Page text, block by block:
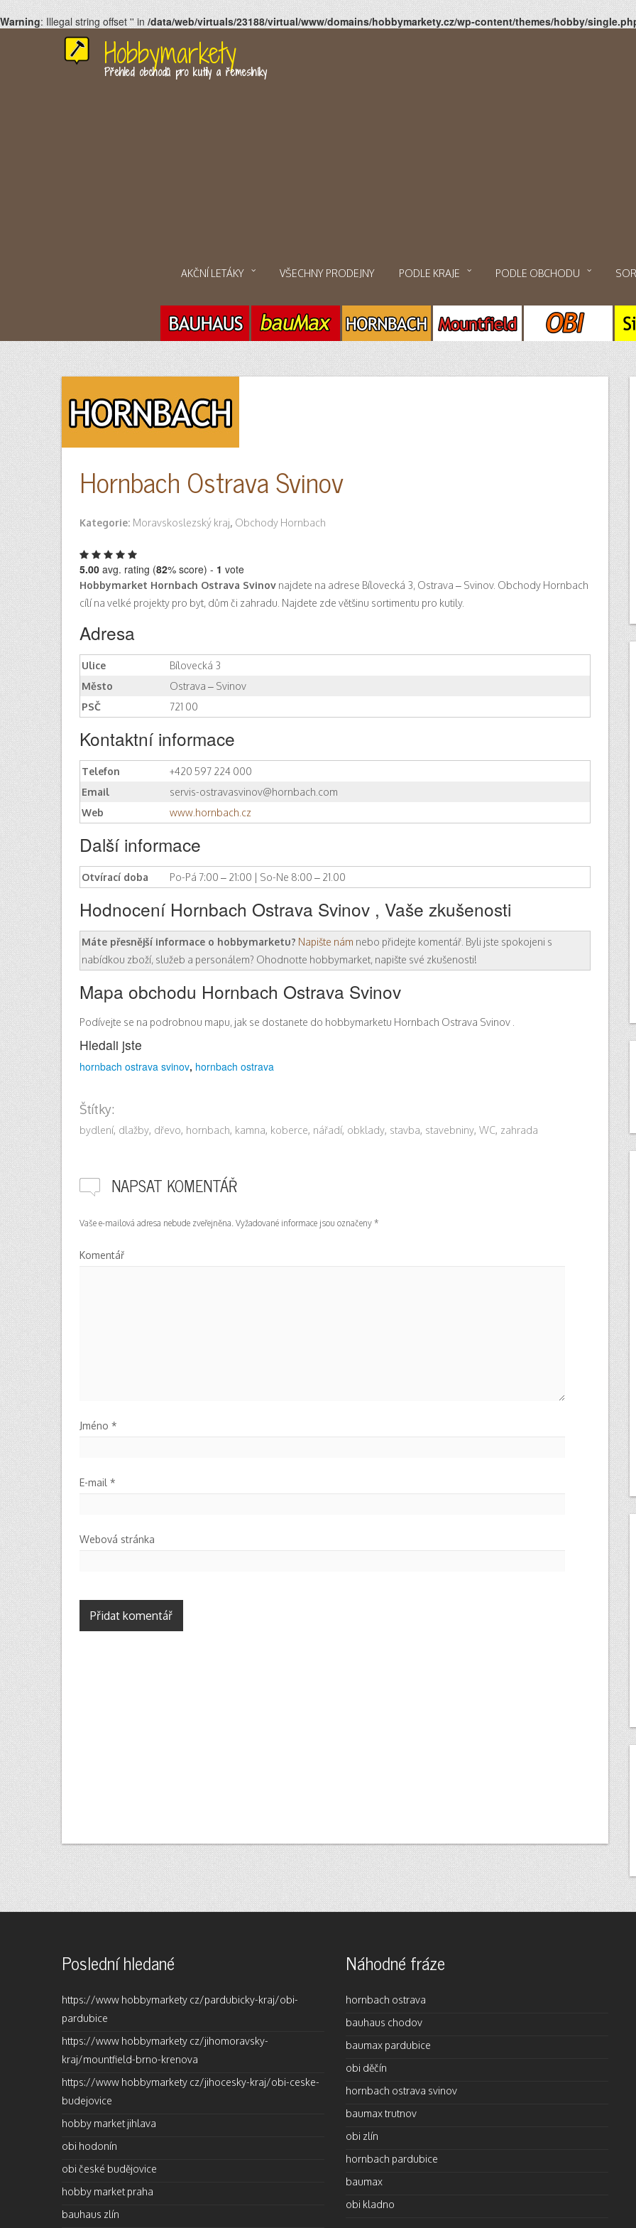
Warning: Illegal string offset '' in/data/web/virtuals/23188/virtual/www/domains/hobbymarkety.cz/wp-content/themes/hobby/
Hobbymarkety
Přehled obchodů pro kutily a řemeslníky
AKČNÍ LETÁKY VŠECHNY PRODEJNY PODLE KRAJE PODLE OBCHODU
Hornbach Ostrava Svinov
Kategorie: Moravskoslezský kraj, Obchody Hornbach
5.00 avg. rating (82% score) - 1 vote
Hobbymarket Hornbach Ostrava Svinov najdete na adrese Bílovecká 3, Ostrava – Svinov. Obchody Hornbach
cílí na velké projekty pro byt, dům či zahradu. Najdete zde většinu sortimentu pro kutily.
Adresa
Ulice
Bílovecká 3
Město
Ostrava – Svinov
PSČ
721 00
Kontaktní informace
Telefon
+420 597 224 000
Email
servis-ostravasvinov@hornbach.com
Web
www.hornbach.cz
Další informace
Otvírací doba Po-Pá 7:00 – 21:00 | So-Ne 8:00 – 21.00
Hodnocení Hornbach Ostrava Svinov , Vaše zkušenosti
Máte přesnější informace o hobbymarketu? Napište nám nebo přidejte komentář. Byli jste spokojeni s
nabídkou zboží, služeb a personálem? Ohodnoťte hobbymarket, napište své zkušenosti!
Mapa obchodu Hornbach Ostrava Svinov
Podívejte se na podrobnou mapu, jak se dostanete do hobbymarketu Hornbach Ostrava Svinov .
Hledali jste
hornbach ostrava svinov, hornbach ostrava
Štítky:
bydlení, dlažby, dřevo, hornbach, kamna, koberce, nářadí, obklady, stavba, stavebniny, WC, zahrada
NAPSAT KOMENTÁŘ
Vaše e-mailová adresa nebude zveřejněna. Vyžadované informace jsou označeny *
Komentář
Jméno *
E-mail *
Webová stránka
Poslední hledané
https://www hobbymarkety cz/pardubicky-kraj/obi-
pardubice
https://www hobbymarkety cz/jihomoravsky-
kraj/mountfield-brno-krenova
https://www hobbymarkety cz/jihocesky-kraj/obi-ceske-
budejovice
hobby market jihlava
obi hodonín
obi české budějovice
hobby market praha
bauhaus zlín
Náhodné fráze
hornbach ostrava
bauhaus chodov
baumax pardubice
obi děčín
hornbach ostrava svinov
baumax trutnov
obi zlín
hornbach pardubice
baumax
obi kladno